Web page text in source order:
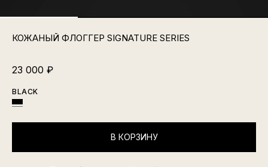
КОЖАНЫЙ ФЛОГГЕР SIGNATURE SERIES
23 000 ₽
BLACK
В КОРЗИНУ